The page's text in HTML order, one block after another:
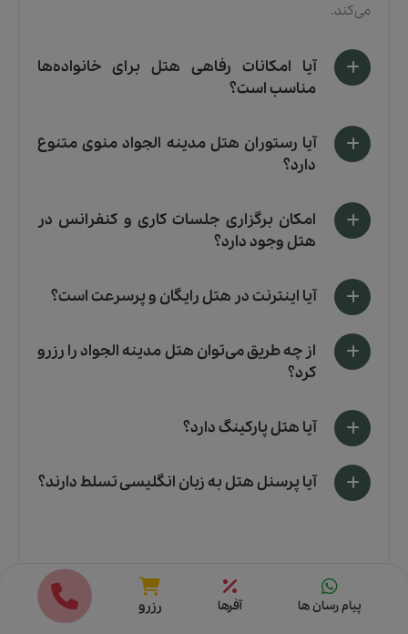
می‌کند.
آیا امکانات رفاهی هتل برای خانواده‌ها
مناسب است؟
آیا رستوران هتل مدینه الجواد منوی متنوع
دارد؟
امکان برگزاری جلسات کاری و کنفرانس در
هتل وجود دارد؟
آیا اینترنت در هتل رایگان و پرسرعت است؟
از چه طریق می‌توان هتل مدینه الجواد را رزرو
کرد؟
آیا هتل پارکینگ دارد؟
آیا پرسنل هتل به زبان انگلیسی تسلط دارند؟
قیمت ها رزرو
پیام رسان ها آفرها رزرو